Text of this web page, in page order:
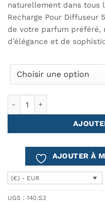
naturellement dans tous
Recharge Pour Diffuseur
de votre parfum préféré,
d’élégance et de
AJOUTER À
(€) - EUR
UGS : 140.S3